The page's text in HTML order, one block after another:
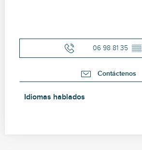
06 98 81 35 ▒▒
Contáctenos
Idiomas hablados
Idiomas hablados